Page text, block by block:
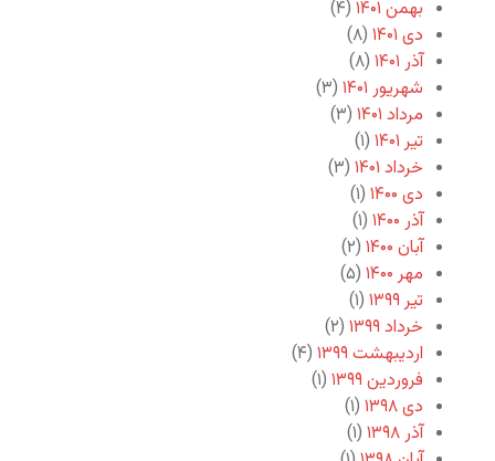
بهمن ۱۴۰۱
(۴)
دی ۱۴۰۱
(۸)
آذر ۱۴۰۱
(۸)
شهریور ۱۴۰۱
(۳)
مرداد ۱۴۰۱
(۳)
تیر ۱۴۰۱
(۱)
خرداد ۱۴۰۱
(۳)
دی ۱۴۰۰
(۱)
آذر ۱۴۰۰
(۱)
آبان ۱۴۰۰
(۲)
مهر ۱۴۰۰
(۵)
تیر ۱۳۹۹
(۱)
خرداد ۱۳۹۹
(۲)
اردیبهشت ۱۳۹۹
(۴)
فروردین ۱۳۹۹
(۱)
دی ۱۳۹۸
(۱)
آذر ۱۳۹۸
(۱)